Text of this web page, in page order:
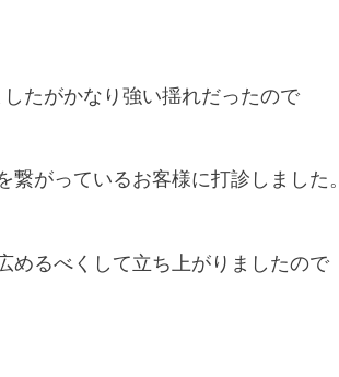
たがかなり強い揺れだったので
がっているお客様に打診しました。
めるべくして立ち上がりましたので